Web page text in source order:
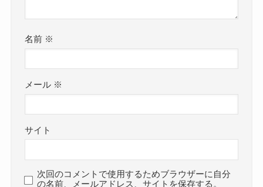
名前 ※
メール ※
サイト
次回のコメントで使用するためブラウザーに自分
の名前、メールアドレス、サイトを保存する。